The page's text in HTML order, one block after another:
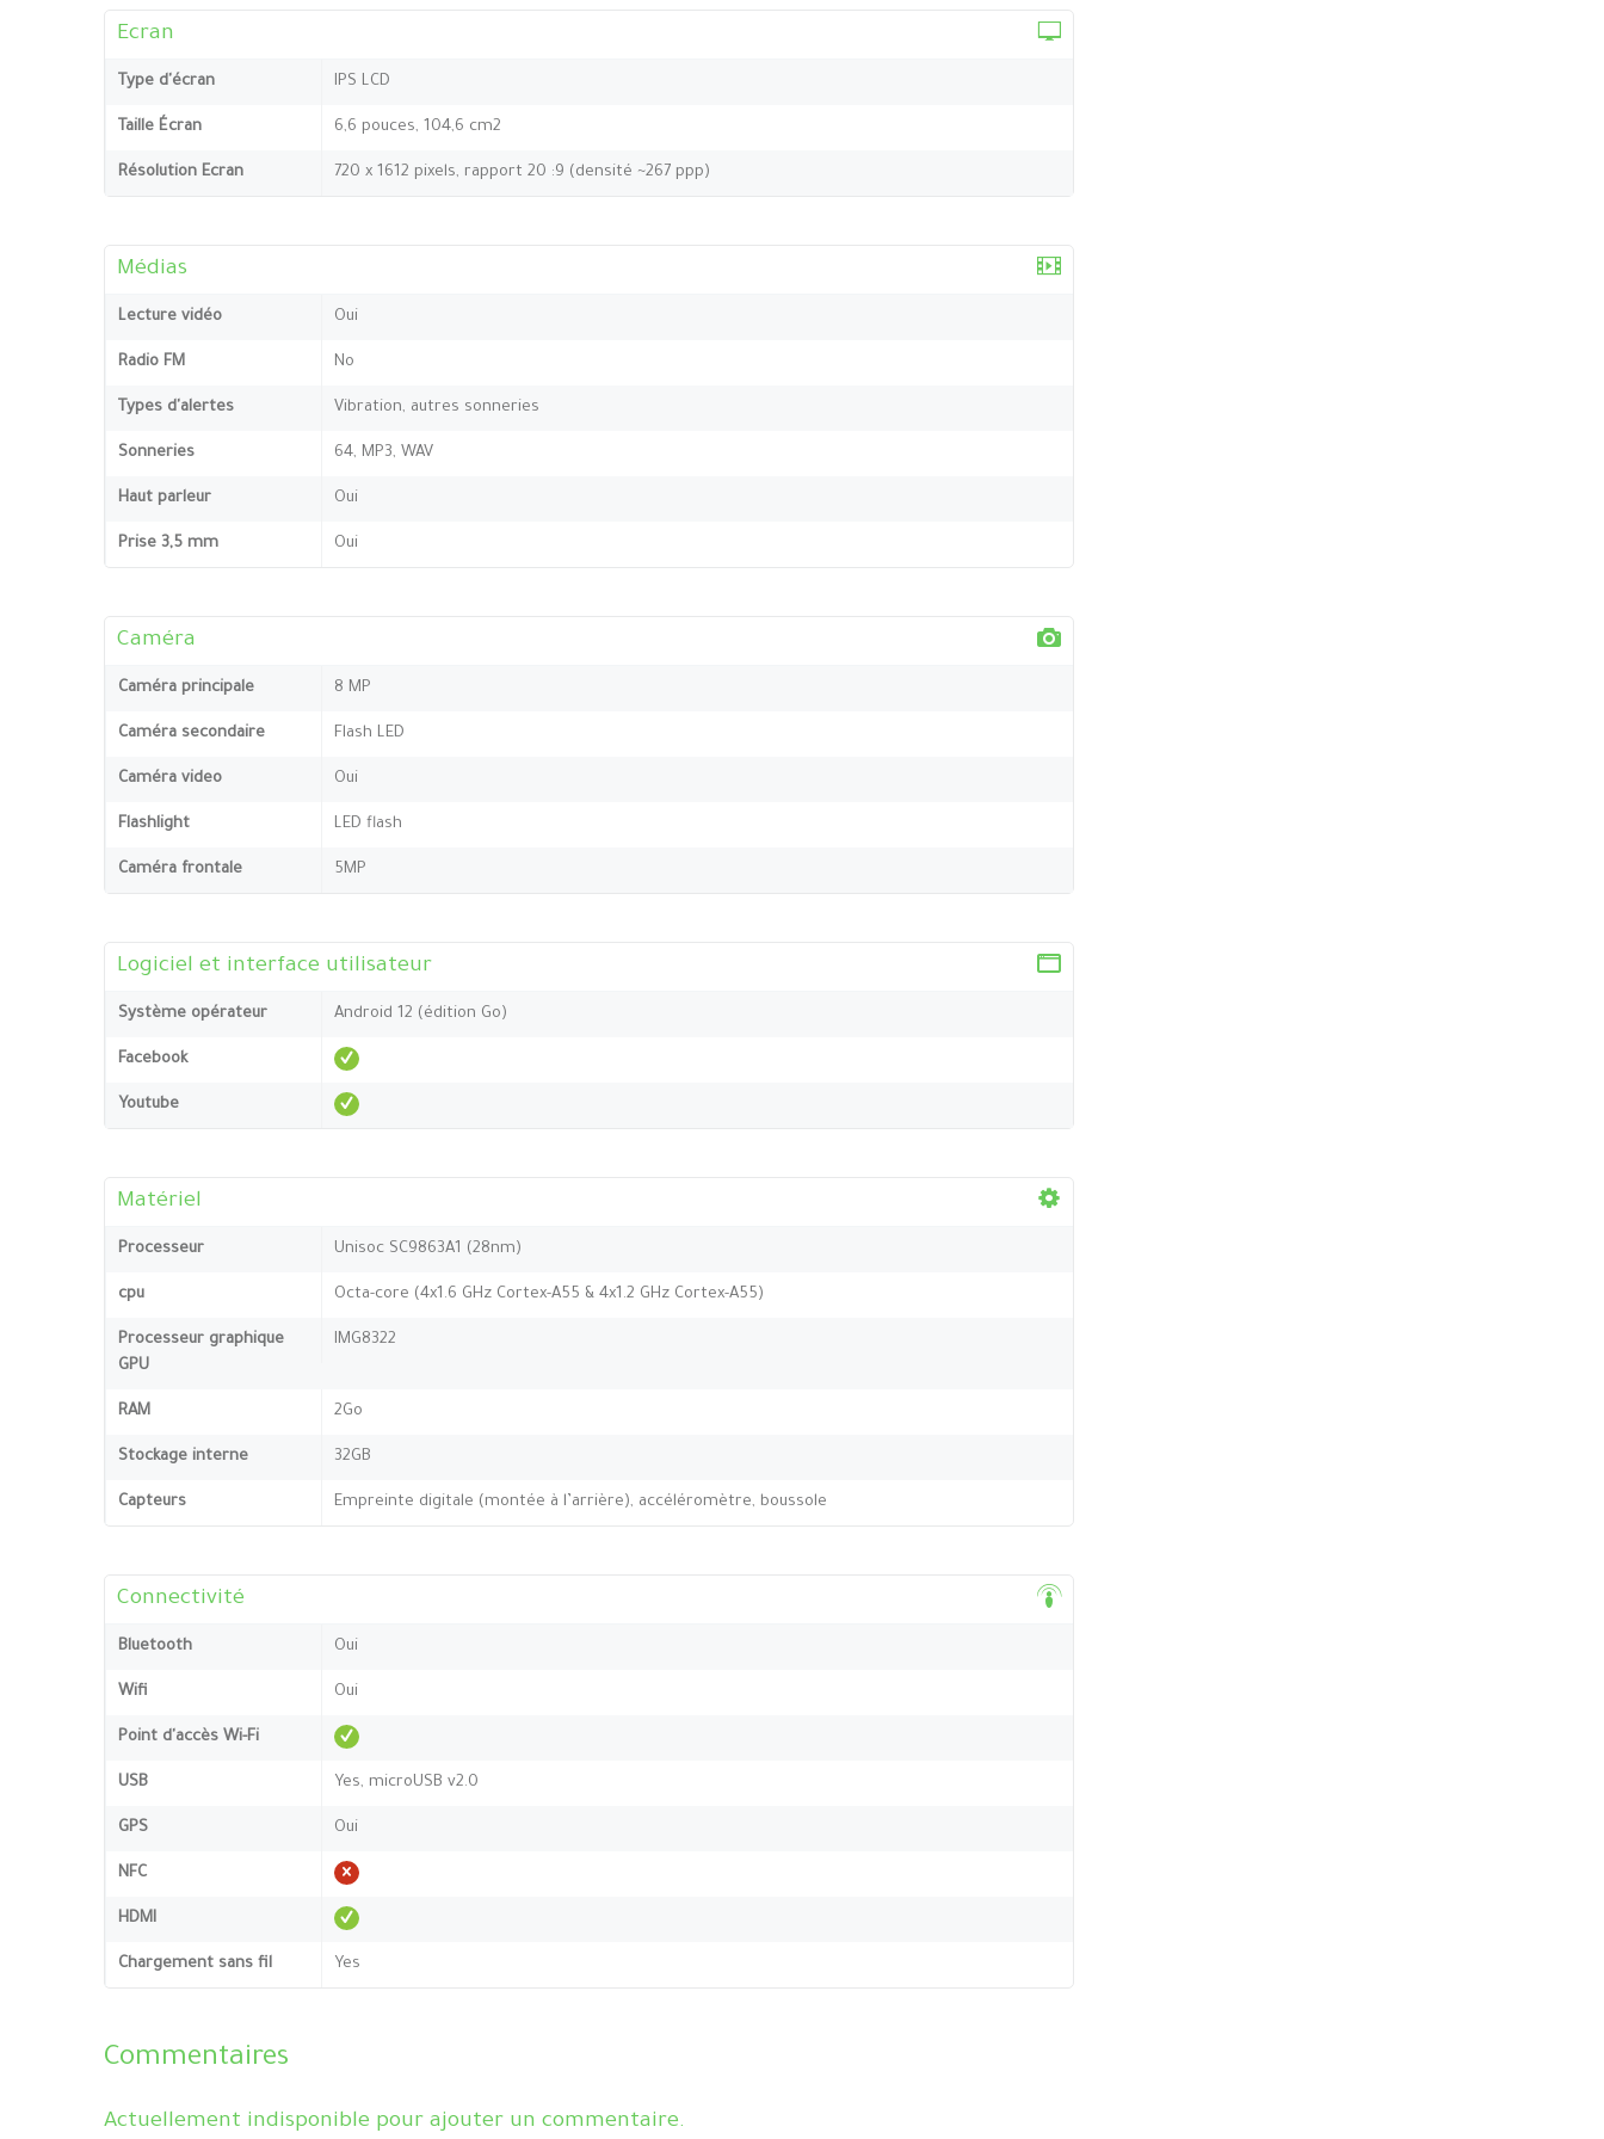
Ecran
Type d'écran IPS LCD
Taille Écran 6,6 pouces, 104,6 cm2
Résolution Ecran 720 x 1612 pixels, rapport 20 :9 (densité ~267 ppp)
Médias
Lecture vidéo Oui
Radio FM No
Types d'alertes Vibration, autres sonneries
Sonneries 64, MP3, WAV
Haut parleur Oui
Prise 3,5 mm Oui
Caméra
Caméra principale 8 MP
Caméra secondaire Flash LED
Caméra video Oui
Flashlight LED flash
Caméra frontale 5MP
Logiciel et interface utilisateur
Système opérateur Android 12 (édition Go)
Facebook
Youtube
Matériel
Processeur Unisoc SC9863A1 (28nm)
cpu Octa-core (4x1.6 GHz Cortex-A55 & 4x1.2 GHz Cortex-A55)
Processeur graphique
GPU
IMG8322
RAM 2Go
Stockage interne 32GB
Capteurs Empreinte digitale (montée à l’arrière), accéléromètre, boussole
Connectivité
Bluetooth Oui
Wifi Oui
Point d'accès Wi-Fi
USB Yes, microUSB v2.0
GPS Oui
NFC
HDMI
Chargement sans fil Yes
Commentaires
Actuellement indisponible pour ajouter un commentaire.